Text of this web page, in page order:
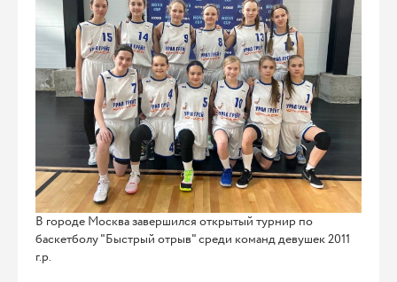
В городе Москва завершился открытый турнир по
баскетболу "Быстрый отрыв" среди команд девушек 2011
г.р.